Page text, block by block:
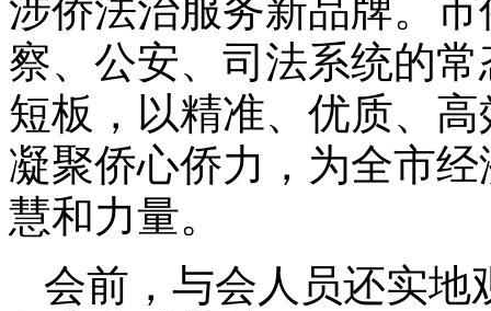
涉侨法治服务新品牌。
察、公安、司法系统的
短板，以精准、优质、
凝聚侨心侨力，为全市
慧和力量。
会前，与会人员还实地